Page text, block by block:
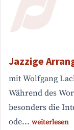
Jazzige
mit Wolfgang
Während des
besonders die
ode... weiterlesen